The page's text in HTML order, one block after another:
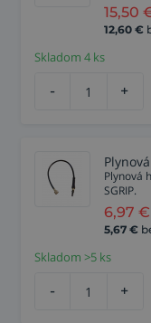
15,50
12,60 €
Skladom 4 ks
- +
Plynová
SGRIP.
6,97 €
5,67 €
Skladom >5 ks
- +